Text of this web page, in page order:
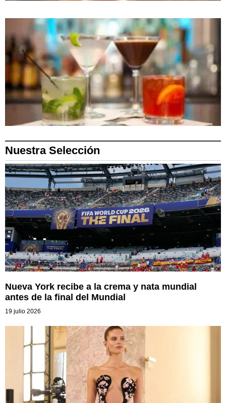
Nuestra Selección
Nueva York recibe a la crema y nata mundial
antes de la final del Mundial
19 julio 2026